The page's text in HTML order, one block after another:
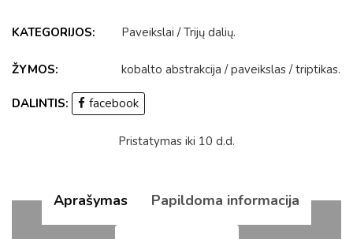
KATEGORIJOS: Paveikslai /Trijų dalių.
ŽYMOS: kobalto abstrakcija /paveikslas /triptikas.
DALINTIS: facebook
Pristatymas iki 10 d.d.
Aprašymas Papildoma informacija